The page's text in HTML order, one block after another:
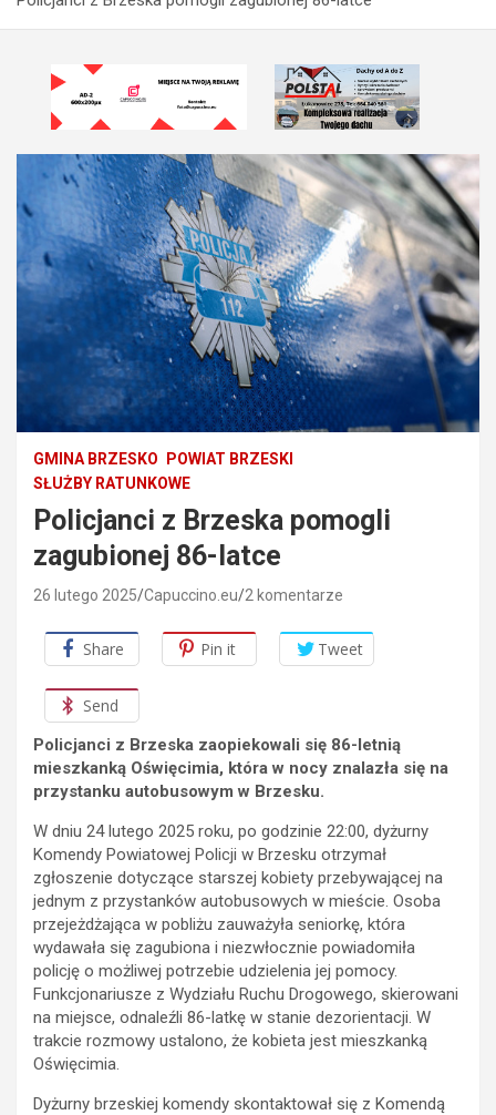
GMINA BRZESKO
POWIAT BRZESKI
SŁUŻBY RATUNKOWE
Policjanci z Brzeska pomogli
zagubionej 86-latce
26 lutego 2025 Capuccino.eu 2 komentarze
Share Pin it Tweet
Send
Policjanci z Brzeska zaopiekowali się 86-letnią
mieszkanką Oświęcimia, która w nocy znalazła się na
przystanku autobusowym w Brzesku.
W dniu 24 lutego 2025 roku, po godzinie 22:00, dyżurny
Komendy Powiatowej Policji w Brzesku otrzymał
zgłoszenie dotyczące starszej kobiety przebywającej na
jednym z przystanków autobusowych w mieście. Osoba
przejeżdżająca w pobliżu zauważyła seniorkę, która
wydawała się zagubiona i niezwłocznie powiadomiła
policję o możliwej potrzebie udzielenia jej pomocy.
Funkcjonariusze z Wydziału Ruchu Drogowego, skierowani
na miejsce, odnaleźli 86-latkę w stanie dezorientacji. W
trakcie rozmowy ustalono, że kobieta jest mieszkanką
Oświęcimia.
Dyżurny brzeskiej komendy skontaktował się z Komendą